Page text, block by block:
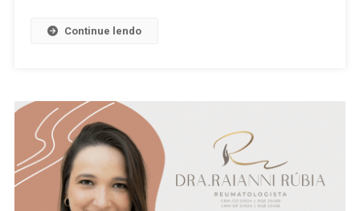
De
Corrupção
De
Menores
Continue lendo